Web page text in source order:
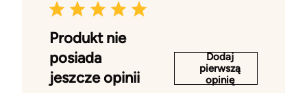
Produkt nie
posiada
jeszcze opinii
Dodaj
pierwszą
opinię